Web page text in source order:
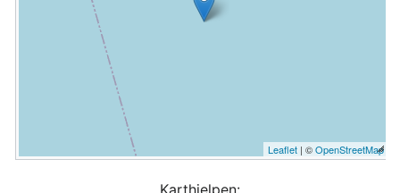
Leaflet | ©OpenStreetMap
Karthjelpen: